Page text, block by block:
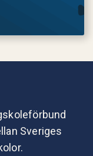
Sveriges